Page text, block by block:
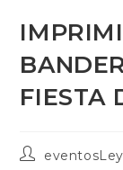
FIESTA